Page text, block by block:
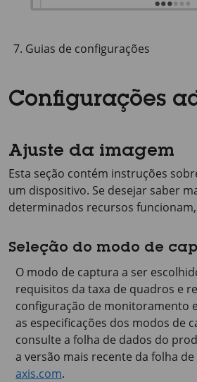
Guias de configurações
Configurações
Ajuste da imagem
Esta seção contém instruções
um dispositivo. Se desejar saber
determinados recursos funcionam,
Seleção do modo de
O modo de captura a ser
requisitos da taxa de quadros e
configuração de monitoramento
as especificações dos modos de
consulte a folha de dados do
a versão mais recente da folha
axis.com.